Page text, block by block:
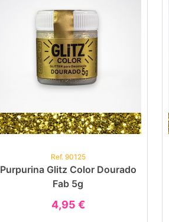
Ref. 90125
Purpurina Glitz Color Dourado
Fab 5g
4,95 €